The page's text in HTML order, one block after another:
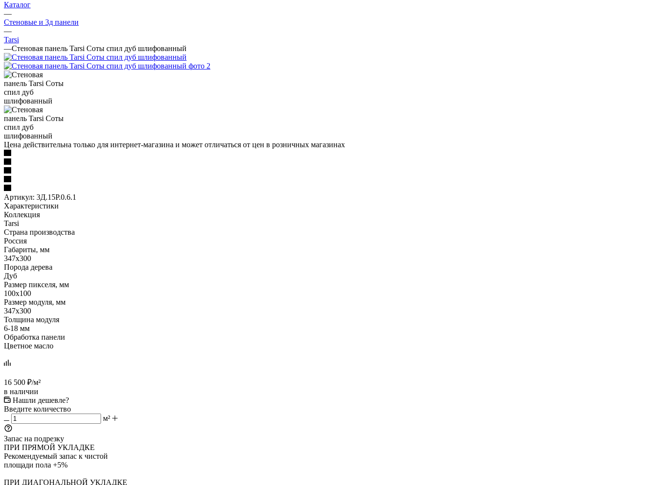
Каталог
—
Стеновые и 3д панели
—
Tarsi
—Стеновая панель Tarsi Соты спил дуб шлифованный
Цена действительна только для интернет-магазина и может отличаться от цен в розничных магазинах
Артикул: 3Д.15Р.0.6.1
Характеристики
Коллекция
Tarsi
Страна производства
Россия
Габариты, мм
347x300
Порода дерева
Дуб
Размер пикселя, мм
100x100
Размер модуля, мм
347x300
Толщина модуля
6-18 мм
Обработка панели
Цветное масло
16 500 ₽/м²
в наличии
Нашли дешевле?
Введите количество
м²
Запас на подрезку
ПРИ ПРЯМОЙ УКЛАДКЕ
Рекомендуемый запас к чистой
площади пола +5%
ПРИ ДИАГОНАЛЬНОЙ УКЛАДКЕ